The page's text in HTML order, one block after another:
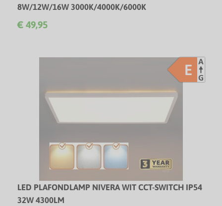
8W/12W/16W 3000K/4000K/6000K
switch - 5 Jaar garantie!
€ 49,95
E
LED PLAFONDLAMP NIVERA WIT CCT-SWITCH IP54
32W 4300LM